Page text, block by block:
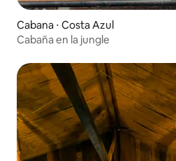
Cabana ⋅ Costa Azul
Cabaña en la jungle